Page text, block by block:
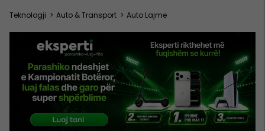
Teknologji > Auto & Transport > Auto Lajme